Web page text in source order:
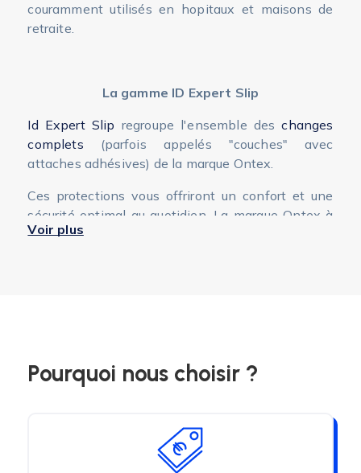
couramment utilisés en hopitaux et maisons de
retraite.
La gamme ID Expert Slip
Id Expert Slip regroupe l'ensemble deschanges
complets (parfois appelés "couches" avec
attaches adhésives) de la marque Ontex.
Ces protections vous offriront un confort et une
sécurité optimal au quotidien. La marque Ontex à
réuni toutes les technologies pour que ces
Voir plus
Pourquoi nous choisir ?